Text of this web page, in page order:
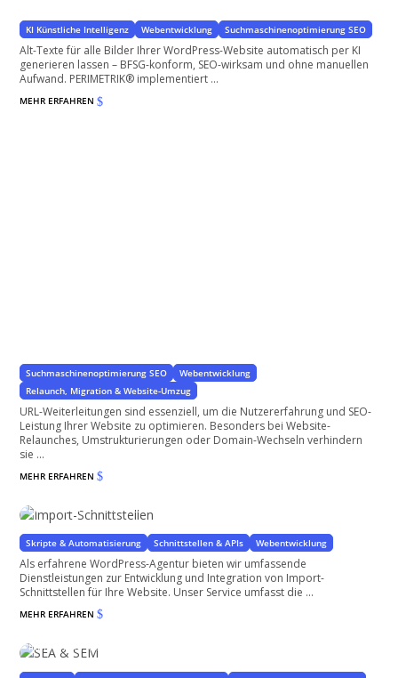
KI Künstliche Intelligenz Webentwicklung Suchmaschinenoptimierung SEO
Alt-Texte für alle Bilder Ihrer WordPress-Website automatisch per KI
generieren lassen – BFSG-konform, SEO-wirksam und ohne manuellen
Aufwand. PERIMETRIK® implementiert ...
MEHR ERFAHREN$
Suchmaschinenoptimierung SEO
Webentwicklung
Relaunch, Migration & Website-Umzug
URL-Weiterleitungen sind essenziell, um die Nutzererfahrung und SEO-
Leistung Ihrer Website zu optimieren. Besonders bei Website-
Relaunches, Umstrukturierungen oder Domain-Wechseln verhindern
sie ...
MEHR ERFAHREN$
Import-Schnittstellen
Datenimport aus allen Arten von Quellen
Skripte & Automatisierung Schnittstellen & APIs Webentwicklung
Als erfahrene WordPress-Agentur bieten wir umfassende
Dienstleistungen zur Entwicklung und Integration von Import-
Schnittstellen für Ihre Website. Unser Service umfasst die ...
MEHR ERFAHREN$
für Ihr WordPress Projekt